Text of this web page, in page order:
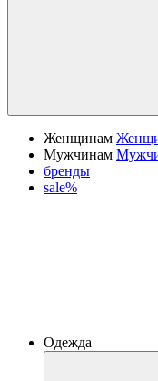
Женщинам
Мужчинам
бренды
sale%
Одежда